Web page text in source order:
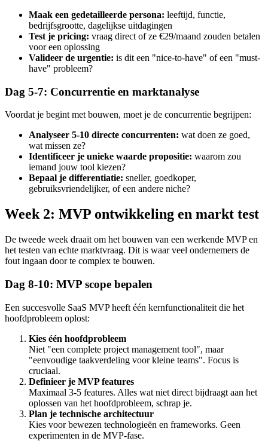
Maak een gedetailleerde persona: leeftijd, functie,
bedrijfsgrootte, dagelijkse uitdagingen
Test je pricing: vraag direct of ze €29/maand zouden betalen
voor een oplossing
Valideer de urgentie: is dit een "nice-to-have" of een "must-
have" probleem?
Dag 5-7: Concurrentie en marktanalyse
Voordat je begint met bouwen, moet je de concurrentie begrijpen:
Analyseer 5-10 directe concurrenten: wat doen ze goed,
wat missen ze?
Identificeer je unieke waarde propositie: waarom zou
iemand jouw tool kiezen?
Bepaal je differentiatie: sneller, goedkoper,
gebruiksvriendelijker, of een andere niche?
Week 2: MVP ontwikkeling en markt test
De tweede week draait om het bouwen van een werkende MVP en
het testen van echte marktvraag. Dit is waar veel ondernemers de
fout ingaan door te complex te bouwen.
Dag 8-10: MVP scope bepalen
Een succesvolle SaaS MVP heeft één kernfunctionaliteit die het
hoofdprobleem oplost:
Kies één hoofdprobleem
Niet "een complete project management tool", maar
"eenvoudige taakverdeling voor kleine teams". Focus is
cruciaal.
Definieer je MVP features
Maximaal 3-5 features. Alles wat niet direct bijdraagt aan het
oplossen van het hoofdprobleem, schrap je.
Plan je technische architectuur
Kies voor bewezen technologieën en frameworks. Geen
experimenten in de MVP-fase.